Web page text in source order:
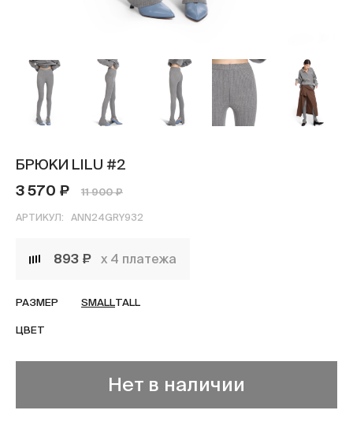
БРЮКИ LILU #2
3 570 ₽
11 900 ₽
АРТИКУЛ: ANN24GRY932
893 ₽ х 4 платежа
РАЗМЕР SMALLTALL
ЦВЕТ
Нет в наличии